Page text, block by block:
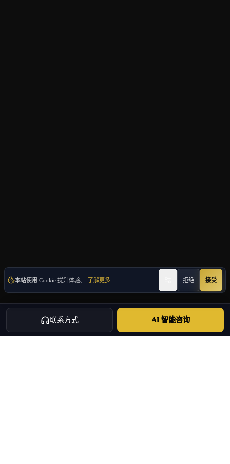
本站使用 Cookie 提升体验。 了解更多 拒绝 接受
联系方式 AI 智能咨询